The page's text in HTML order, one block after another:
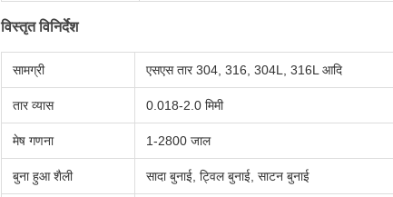
विस्तृत विनिर्देश
सामग्री एसएस तार 304, 316, 304L, 316L आदि
तार व्यास 0.018-2.0 मिमी
मेष गणना 1-2800 जाल
बुना हुआ शैली सादा बुनाई, ट्विल बुनाई, साटन बुनाई